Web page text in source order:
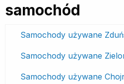
samochód
Samochody używane
Samochody używane
Samochody używane